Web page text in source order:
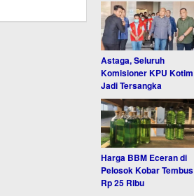
Astaga, Seluruh
Komisioner KPU Kotim
Jadi Tersangka
Harga BBM Eceran di
Pelosok Kobar Tembus
Rp 25 Ribu